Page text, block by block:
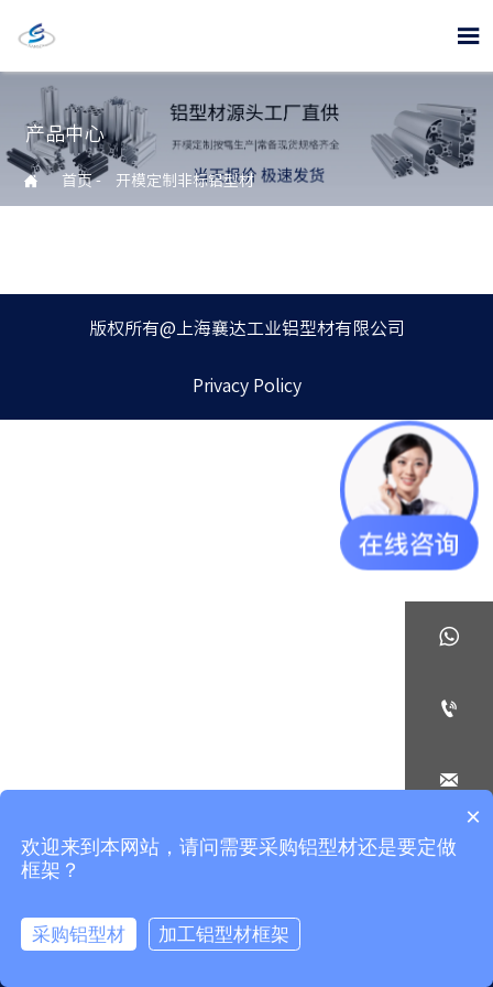

产品中心
 首页- 开模定制非标铝型材
版权所有@上海襄达工业铝型材有限公司
Privacy Policy
 




×
欢迎来到本网站，请问需要采购铝型材还是要定做
框架？
采购铝型材 加工铝型材框架